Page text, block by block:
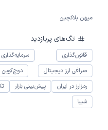
میهن بلاکچین
تگ‌های پربازدید
قانون‌گذاری
صرافی ارز دیجیتال
دوج‌کوین
رمزارز در ایران
پیش‌بینی بازار
شیبا